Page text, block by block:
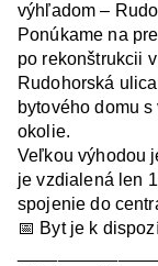
výhľadom –
Ponúkame na
po rekonštrukcii
Rudohorská
bytového domu
okolie.
Veľkou výhodou
je vzdialená len
spojenie do
📅 Byt je k